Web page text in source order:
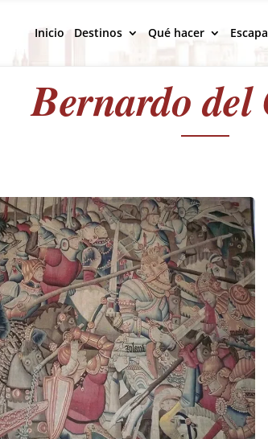
Inicio Destinos Qué hacer
Bernardo del